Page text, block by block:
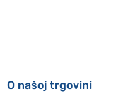
O našoj trgovini